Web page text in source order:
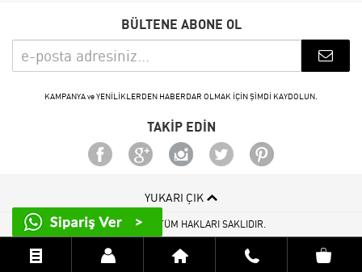
BÜLTENE ABONE OL
KAMPANYA ve YENİLİKLERDEN HABERDAR OLMAK İÇİN ŞİMDİ KAYDOLUN.
TAKİP EDİN
YUKARI ÇIK
© 2015 - 2026 TÜM HAKLARI SAKLIDIR.